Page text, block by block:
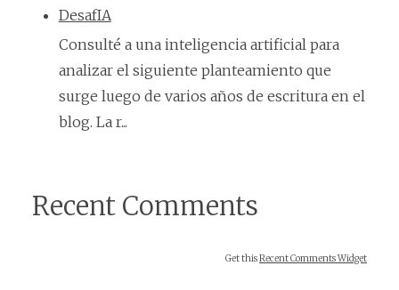
DesafIA
Consulté a una inteligencia artificial para
analizar el siguiente planteamiento que
surge luego de varios años de escritura en el
blog. La r...
Recent Comments
Get thisRecent Comments Widget